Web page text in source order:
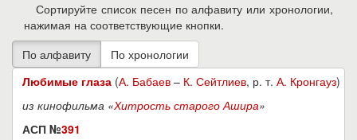
Сортируйте список песен по алфавиту или хронологии,
нажимая на соответствующие кнопки.
Любимые глаза (А. Бабаев – К. Сейтлиев, р. т. А. Кронгауз)
из кинофильма «Хитрость старого Ашира»
АСП №391